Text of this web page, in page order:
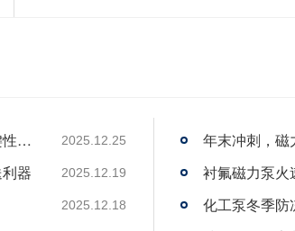
确保安全与可靠：化工磁力泵与离心泵出厂前的关键性能测试 2025.12.25
器 2025.12.19
2025.12.18
年末冲刺，磁
衬氟磁力泵火
化工泵冬季防